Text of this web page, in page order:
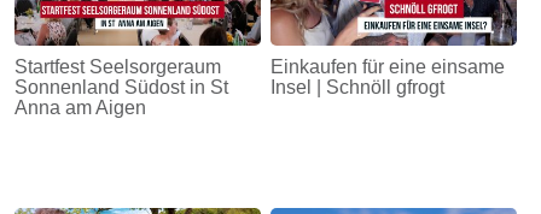
Startfest Seelsorgeraum
Sonnenland Südost in St
Anna am Aigen
Einkaufen für eine einsame
Insel | Schnöll gfrogt